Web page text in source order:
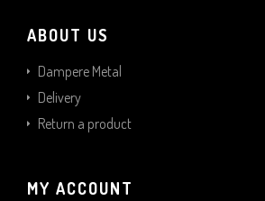
ABOUT US
Dampere Metal
Delivery
Return a product
MY ACCOUNT